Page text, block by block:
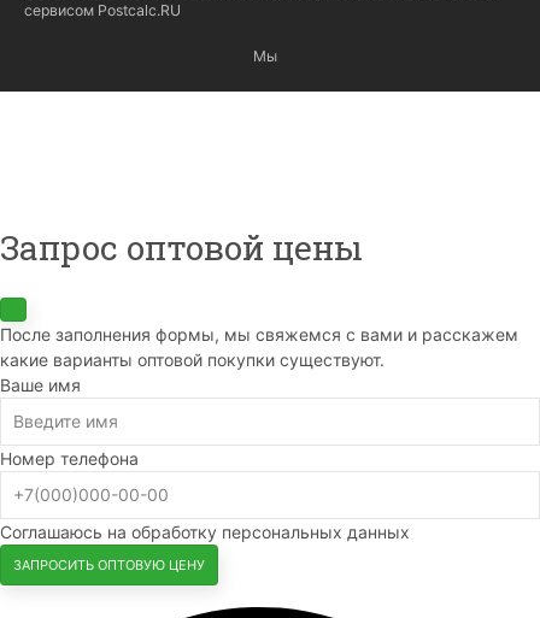
сервисом Postcalc.RU
Мы
Запрос оптовой цены
После заполнения формы, мы свяжемся с вами и расскажем
какие варианты оптовой покупки существуют.
Ваше имя
Номер телефона
Соглашаюсь на обработку персональных данных
ЗАПРОСИТЬ ОПТОВУЮ ЦЕНУ